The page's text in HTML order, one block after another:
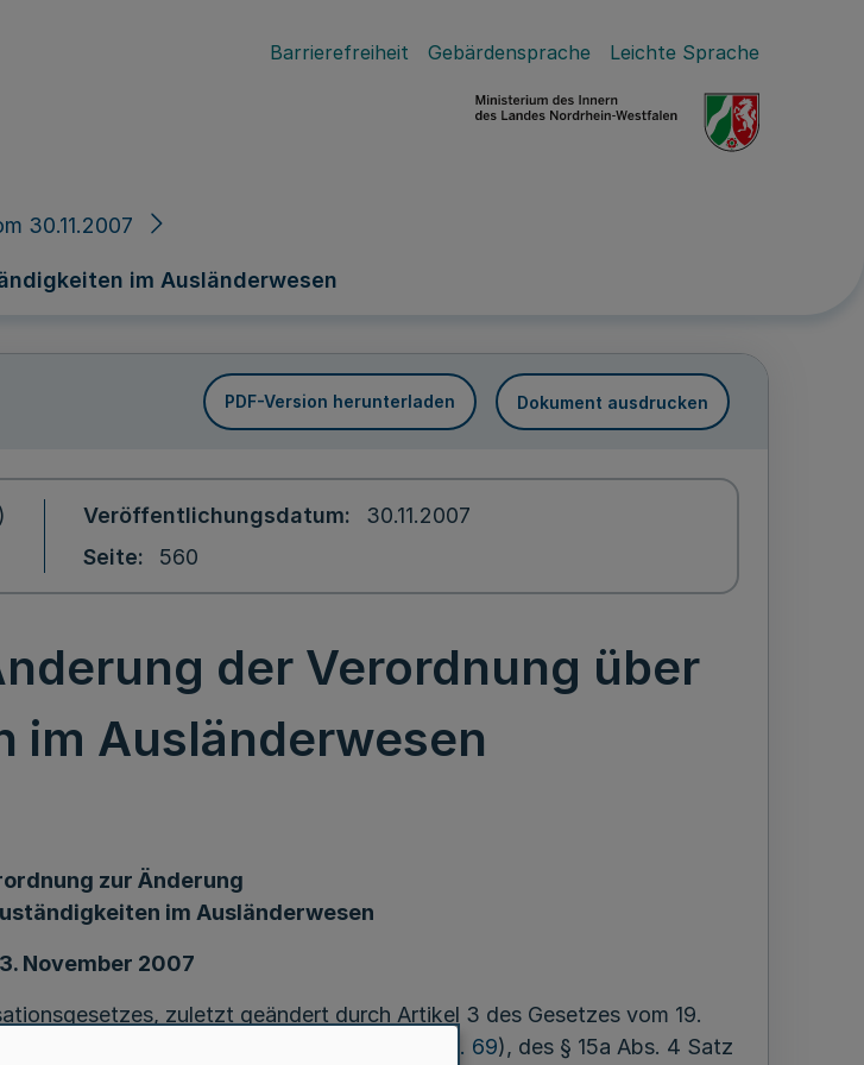
Barrierefreiheit Gebärdensprache Leichte Sprache
30.11.2007
im Ausländerwesen
PDF-Version herunterladen Dokument ausdrucken
Veröffentlichungsdatum
30.11.2007
Seite
560
der Verordnung über
im Ausländerwesen
zur Änderung
im Ausländerwesen
November 2007
zuletzt geändert durch Artikel 3 des Gesetzes vom 19.
GV. NRW. S. 69), des § 15a Abs. 4 Satz